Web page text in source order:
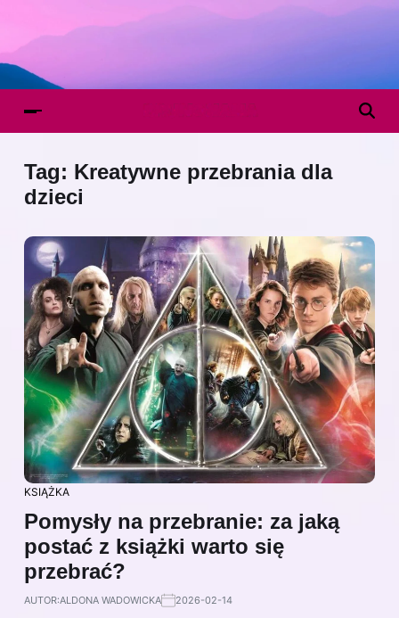
Tag: Kreatywne przebrania dla
dzieci
KSIĄŻKA
Pomysły na przebranie: za jaką
postać z książki warto się
przebrać?
AUTOR:ALDONA WADOWICKA 2026-02-14